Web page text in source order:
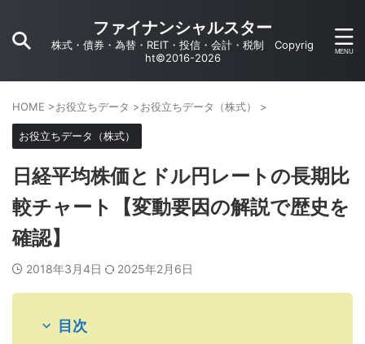
ファイナンシャルスター
株式・債券・為替・REIT・投信・会計・税制 Copyrig
ht©2016-2026
HOME >お役立ちデータ >お役立ちデータ（株式） >
お役立ちデータ（株式）
日経平均株価とドル円レートの長期比
較チャート【変動要因の解説で歴史を
確認】
2018年3月4日 2025年2月6日
目次